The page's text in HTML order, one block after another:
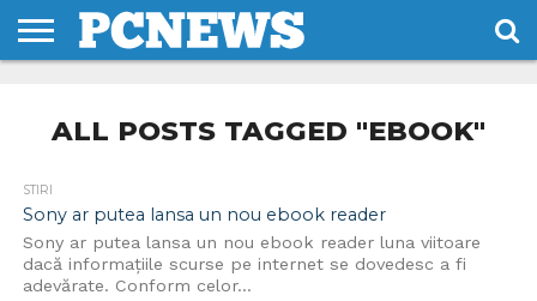
NOI
SI
CONDITII
ALL POSTS TAGGED "EBOOK"
STIRI
Sony ar putea lansa un nou ebook reader
Sony ar putea lansa un nou ebook reader luna viitoare
dacă informațiile scurse pe internet se dovedesc a fi
adevărate. Conform celor...